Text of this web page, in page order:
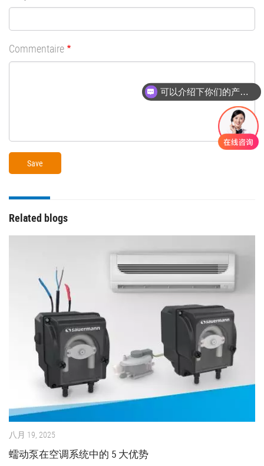
Commentaire
Related blogs
八月 19, 2025
蠕动泵在空调系统中的 5 大优势
可以介绍下你们的产品么